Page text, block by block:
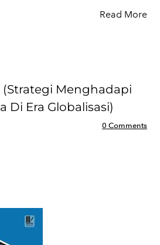
Read More
(Strategi Menghadapi
Di Era Globalisasi)
0 Comments